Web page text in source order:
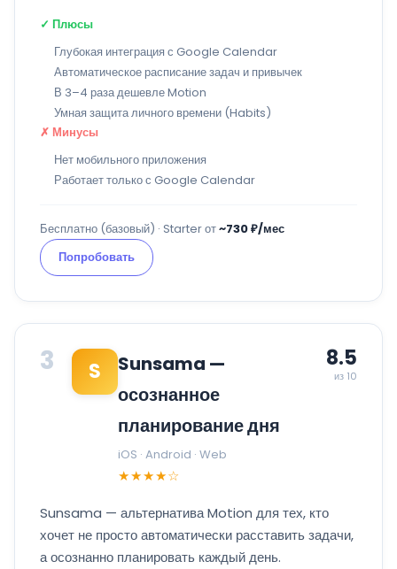
✓ Плюсы
Глубокая интеграция с Google Calendar
Автоматическое расписание задач и привычек
В 3–4 раза дешевле Motion
Умная защита личного времени (Habits)
✗ Минусы
Нет мобильного приложения
Работает только с Google Calendar
Бесплатно (базовый) · Starter от~730 ₽/мес
Попробовать
3 S
Sunsama —
осознанное
планирование дня
iOS · Android · Web
★★★★☆
8.5
из 10
Sunsama — альтернатива Motion для тех, кто
хочет не просто автоматически расставить задачи,
а осознанно планировать каждый день.